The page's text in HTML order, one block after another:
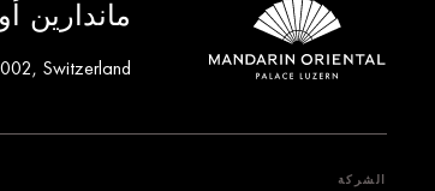
ماندارين
Switzerland
الشركة